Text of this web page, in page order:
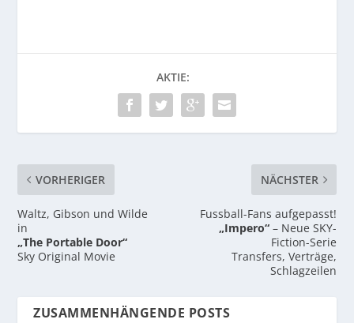
AKTIE:
VORHERIGER
Waltz, Gibson und Wilde
in
„The Portable Door“
Sky Original Movie
NÄCHSTER
Fussball-Fans aufgepasst!
„Impero“ – Neue SKY-
Fiction-Serie
Transfers, Verträge,
Schlagzeilen
ZUSAMMENHÄNGENDE POSTS